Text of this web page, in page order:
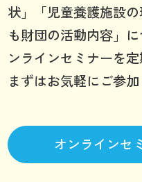
状」「児童養護施設
も財団の活動内容」
ンラインセミナーを
まずはお気軽にご参加
オンラインセ